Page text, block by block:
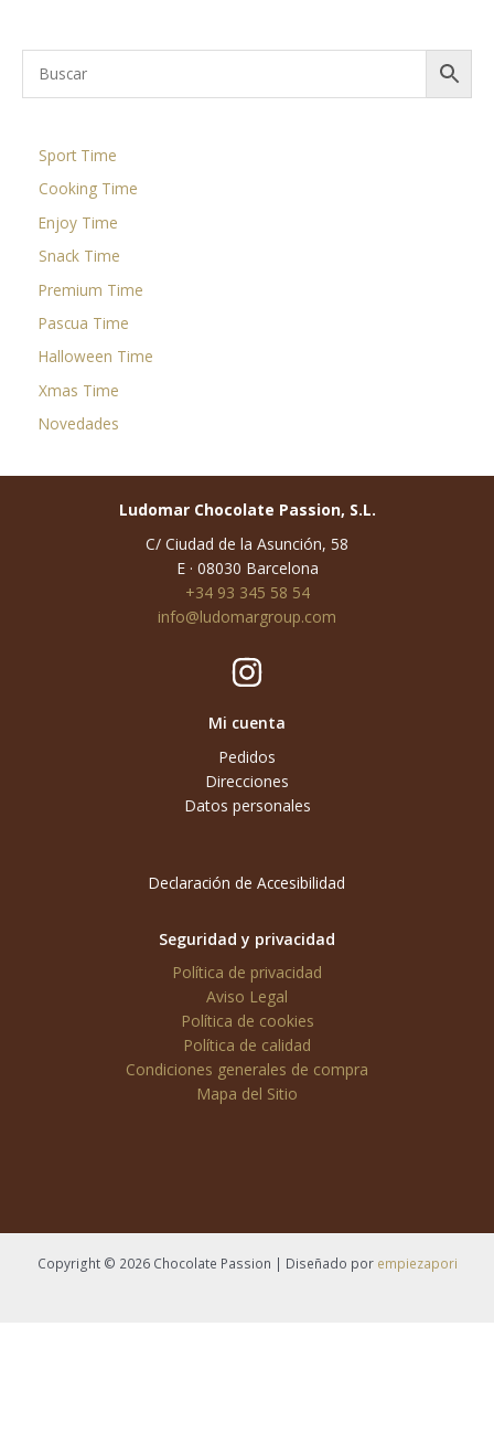
Sport Time
Cooking Time
Enjoy Time
Snack Time
Premium Time
Pascua Time
Halloween Time
Xmas Time
Novedades
Ludomar Chocolate Passion, S.L.
C/ Ciudad de la Asunción, 58
E · 08030 Barcelona
+34 93 345 58 54
info@ludomargroup.com
Mi cuenta
Pedidos
Direcciones
Datos personales
Declaración de Accesibilidad
Seguridad y privacidad
Política de privacidad
Aviso Legal
Política de cookies
Política de calidad
Condiciones generales de compra
Mapa del Sitio
Copyright © 2026 Chocolate Passion | Diseñado por empiezapori